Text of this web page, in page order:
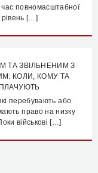
повномасштабної
рівень […]
ТА ЗВІЛЬНЕНИМ З
КОЛИ, КОМУ ТА
перебувають або
право на низку
військові […]